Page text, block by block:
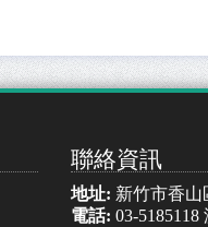
聯絡資訊
地址: 新竹市香山
電話: 03-5185118